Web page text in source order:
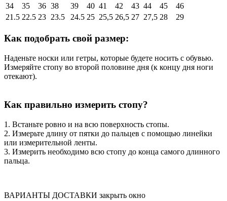
34
35 36 38 39 40 41 42 43 44 45
46
21.5 22.5 23 23.5 24.5 25 25,5 26,5 27 27,5 28 29
Как подобрать свой размер:
Наденьте носки или гетры, которые будете носить с обувью.
Измеряйте стопу во второй половине дня (к концу дня ноги
отекают).
Как правильно измерить стопу?
1. Встаньте ровно и на всю поверхность стопы.
2. Измерьте длину от пятки до пальцев с помощью линейки
или измерительной ленты.
3. Измерить необходимо всю стопу до конца самого длинного
пальца.
ВАРИАНТЫ ДОСТАВКИ закрыть окно